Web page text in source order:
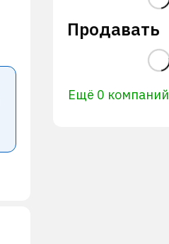
Продавать
Ещё 0 компаний